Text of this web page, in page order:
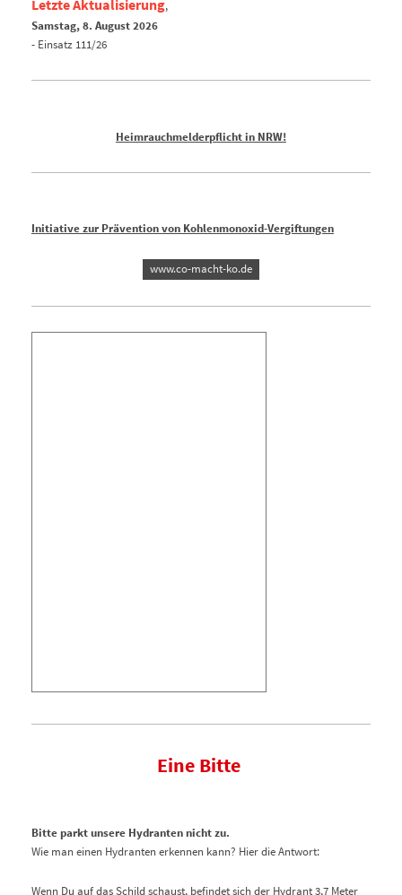
Letzte Aktualisierung,
Samstag, 8. August2026
- Einsatz 111/26
Heimrauchmelderpflicht in NRW!
Initiative zur Prävention von Kohlenmonoxid-Vergiftungen
www.co-macht-ko.de
Eine Bitte
Bitte parkt unsere Hydranten nicht zu.
Wie man einen Hydranten erkennen kann? Hier die Antwort:
Wenn Du auf das Schild schaust, befindet sich der Hydrant 3,7 Meter